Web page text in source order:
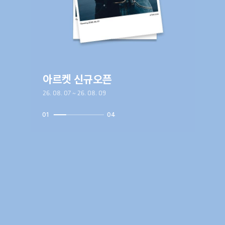
아르켓 신규오픈
26. 08. 07 ~ 26. 08. 09
01 04